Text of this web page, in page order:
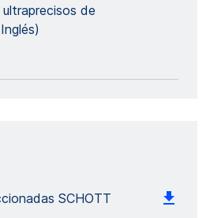
de
SCHOTT